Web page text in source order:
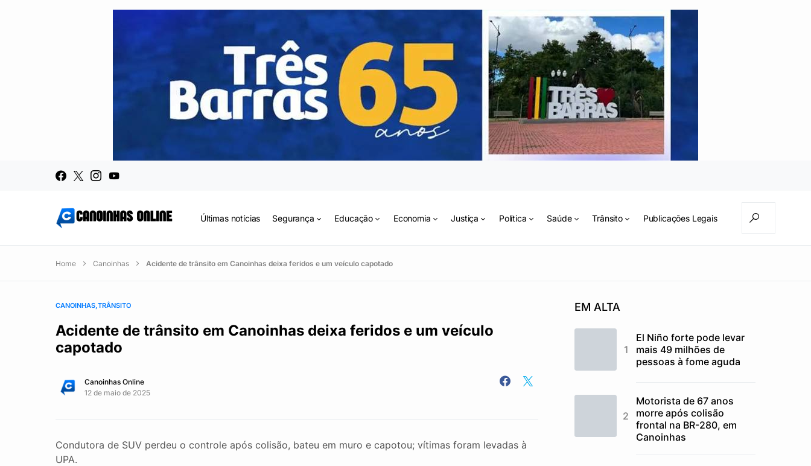
Últimas notícias Segurança Educação Economia Justiça Política Saúde Trânsito Publicações Legais
Home Canoinhas Acidente de trânsito em Canoinhas deixa feridos e um veículo capotado
CANOINHAS TRÂNSITO
Acidente de trânsito em Canoinhas deixa feridos e um veículo
capotado
Canoinhas Online
12 de maio de 2025
Condutora de SUV perdeu o controle após colisão, bateu em muro e capotou; vítimas foram levadas à
UPA.
EM ALTA
El Niño forte pode levar
mais 49 milhões de
pessoas à fome aguda
Motorista de 67 anos
morre após colisão
frontal na BR-280, em
Canoinhas